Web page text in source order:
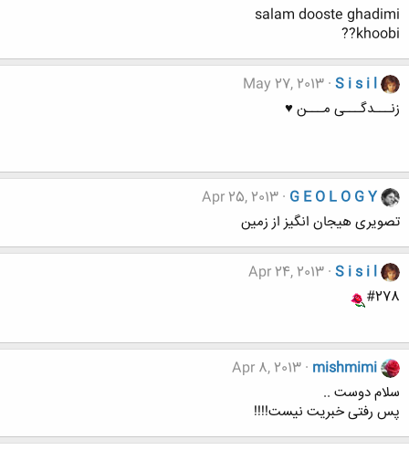
salam dooste ghadimi
khoobi??
S i s i l
May 27, 2013
زنـــدگـــی مـــن ♥
G E O L O G Y
Apr 25, 2013
تصویری هیجان انگیز از زمین
S i s i l
Apr 24, 2013
#278
mishmimi
Apr 8, 2013
سلام دوست ..
پس رفتی خبریت نیست!!!!